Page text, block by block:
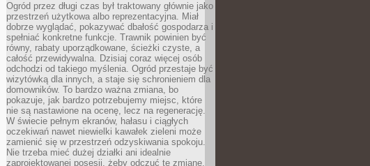
Ogród przez długi czas był traktowany głównie jako
przestrzeń użytkowa albo reprezentacyjna. Miał
dobrze wyglądać, pokazywać dbałość gospodarza i
spełniać konkretne funkcje. Trawnik powinien być
równy, rabaty uporządkowane, ścieżki czyste, a
całość przewidywalna. Dzisiaj coraz więcej osób
odchodzi od takiego myślenia. Ogród przestaje być
wizytówką dla innych, a staje się schronieniem dla
domowników. To bardzo ważna zmiana, bo
pokazuje, jak bardzo potrzebujemy miejsc, które
nie są nastawione na ocenę, lecz na regenerację.
W świecie pełnym ekranów, hałasu i ciągłych
oczekiwań nawet niewielki kawałek zieleni może
zamienić się w przestrzeń odzyskiwania spokoju.
Nie trzeba mieć dużej działki ani idealnie
zaprojektowanej posesji, żeby odczuć tę zmianę.